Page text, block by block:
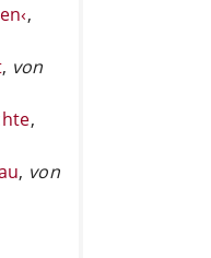
,
, von
,
, von